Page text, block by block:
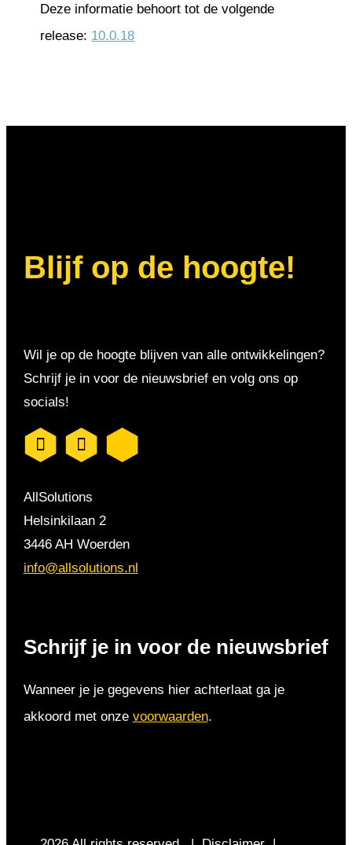
Deze informatie behoort tot de volgende
release: 10.0.18
Blijf op de hoogte!
Wil je op de hoogte blijven van alle ontwikkelingen?
Schrijf je in voor de nieuwsbrief en volg ons op
socials!
AllSolutions
Helsinkilaan 2
3446 AH Woerden
info@allsolutions.nl
Schrijf je in voor de nieuwsbrief
Wanneer je je gegevens hier achterlaat ga je
akkoord met onze voorwaarden.